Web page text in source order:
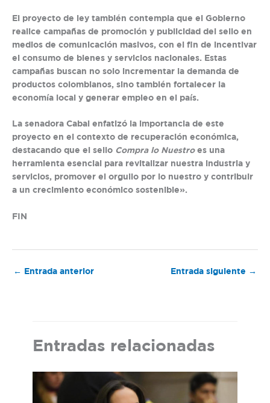
El proyecto de ley también contempla que el Gobierno
realice campañas de promoción y publicidad del sello en
medios de comunicación masivos, con el fin de incentivar
el consumo de bienes y servicios nacionales. Estas
campañas buscan no solo incrementar la demanda de
productos colombianos, sino también fortalecer la
economía local y generar empleo en el país.
La senadora Cabal enfatizó la importancia de este
proyecto en el contexto de recuperación económica,
destacando que el sello Compra lo Nuestroes una
herramienta esencial para revitalizar nuestra industria y
servicios, promover el orgullo por lo nuestro y contribuir
a un crecimiento económico sostenible».
FIN
← Entrada anterior Entrada siguiente →
Entradas relacionadas